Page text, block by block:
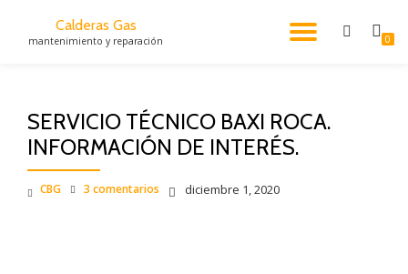
Saltar
Calderas Gas
mantenimiento y reparación 0
SERVICIO TÉCNICO BAXI ROCA.
INFORMACIÓN DE INTERÉS.
CBG diciembre 1, 2020
3 comentarios